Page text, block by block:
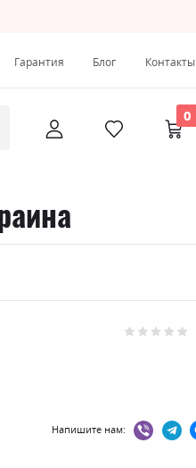
Гарантия Блог Контакты
0
Рейтинг:
Напишите нам: